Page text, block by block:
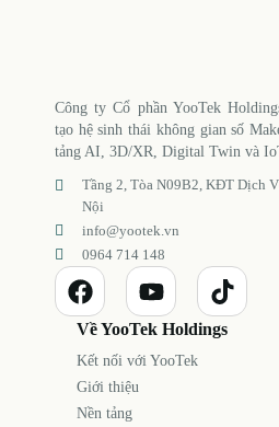
Công ty Cổ phần YooTek
tạo hệ sinh thái không gian số
tảng AI, 3D/XR, Digital Twin và
Tầng 2, Tòa N09B2, KĐT Dịch
Nội
info@yootek.vn
0964 714 148
Về YooTek Holdings
Kết nối với YooTek
Giới thiệu
Nền tảng